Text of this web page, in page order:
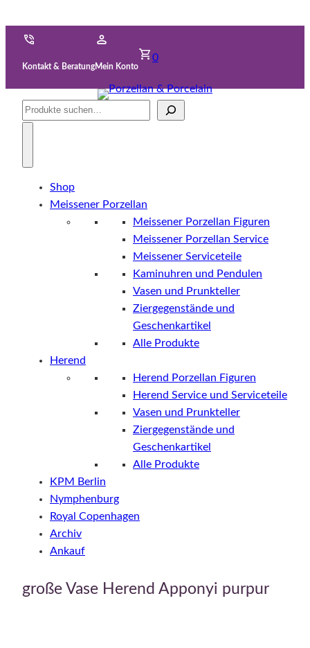
Kontakt & BeratungMein Konto
0
Suche
Shop
Meissener Porzellan
Meissener Porzellan Figuren
Meissener Porzellan Service
Meissener Serviceteile
Kaminuhren und Pendulen
Vasen und Prunkteller
Ziergegenstände und
Geschenkartikel
Alle Produkte
Herend
Herend Porzellan Figuren
Herend Service und Serviceteile
Vasen und Prunkteller
Ziergegenstände und
Geschenkartikel
Alle Produkte
KPM Berlin
Nymphenburg
Royal Copenhagen
Archiv
Ankauf
große Vase Herend Apponyi purpur